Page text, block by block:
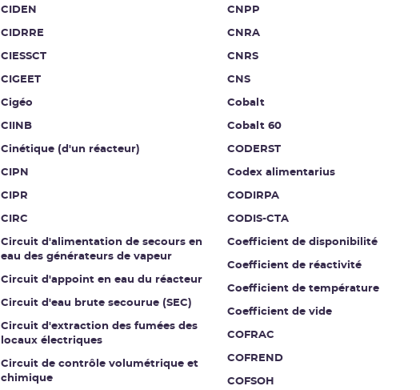
CIDEN
CIDRRE
CIESSCT
CIGEET
Cigéo
CIINB
Cinétique (d'un réacteur)
CIPN
CIPR
CIRC
Circuit d'alimentation de secours en
eau des générateurs de vapeur
Circuit d'appoint en eau du réacteur
Circuit d'eau brute secourue (SEC)
Circuit d'extraction des fumées des
locaux électriques
Circuit de contrôle volumétrique et
chimique
CNPP
CNRA
CNRS
CNS
Cobalt
Cobalt 60
CODERST
Codex alimentarius
CODIRPA
CODIS-CTA
Coefficient de disponibilité
Coefficient de réactivité
Coefficient de température
Coefficient de vide
COFRAC
COFREND
COFSOH